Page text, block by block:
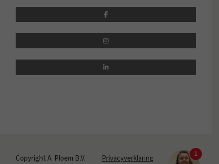
Copyright A. Ploem B.V. Privacyverklaring